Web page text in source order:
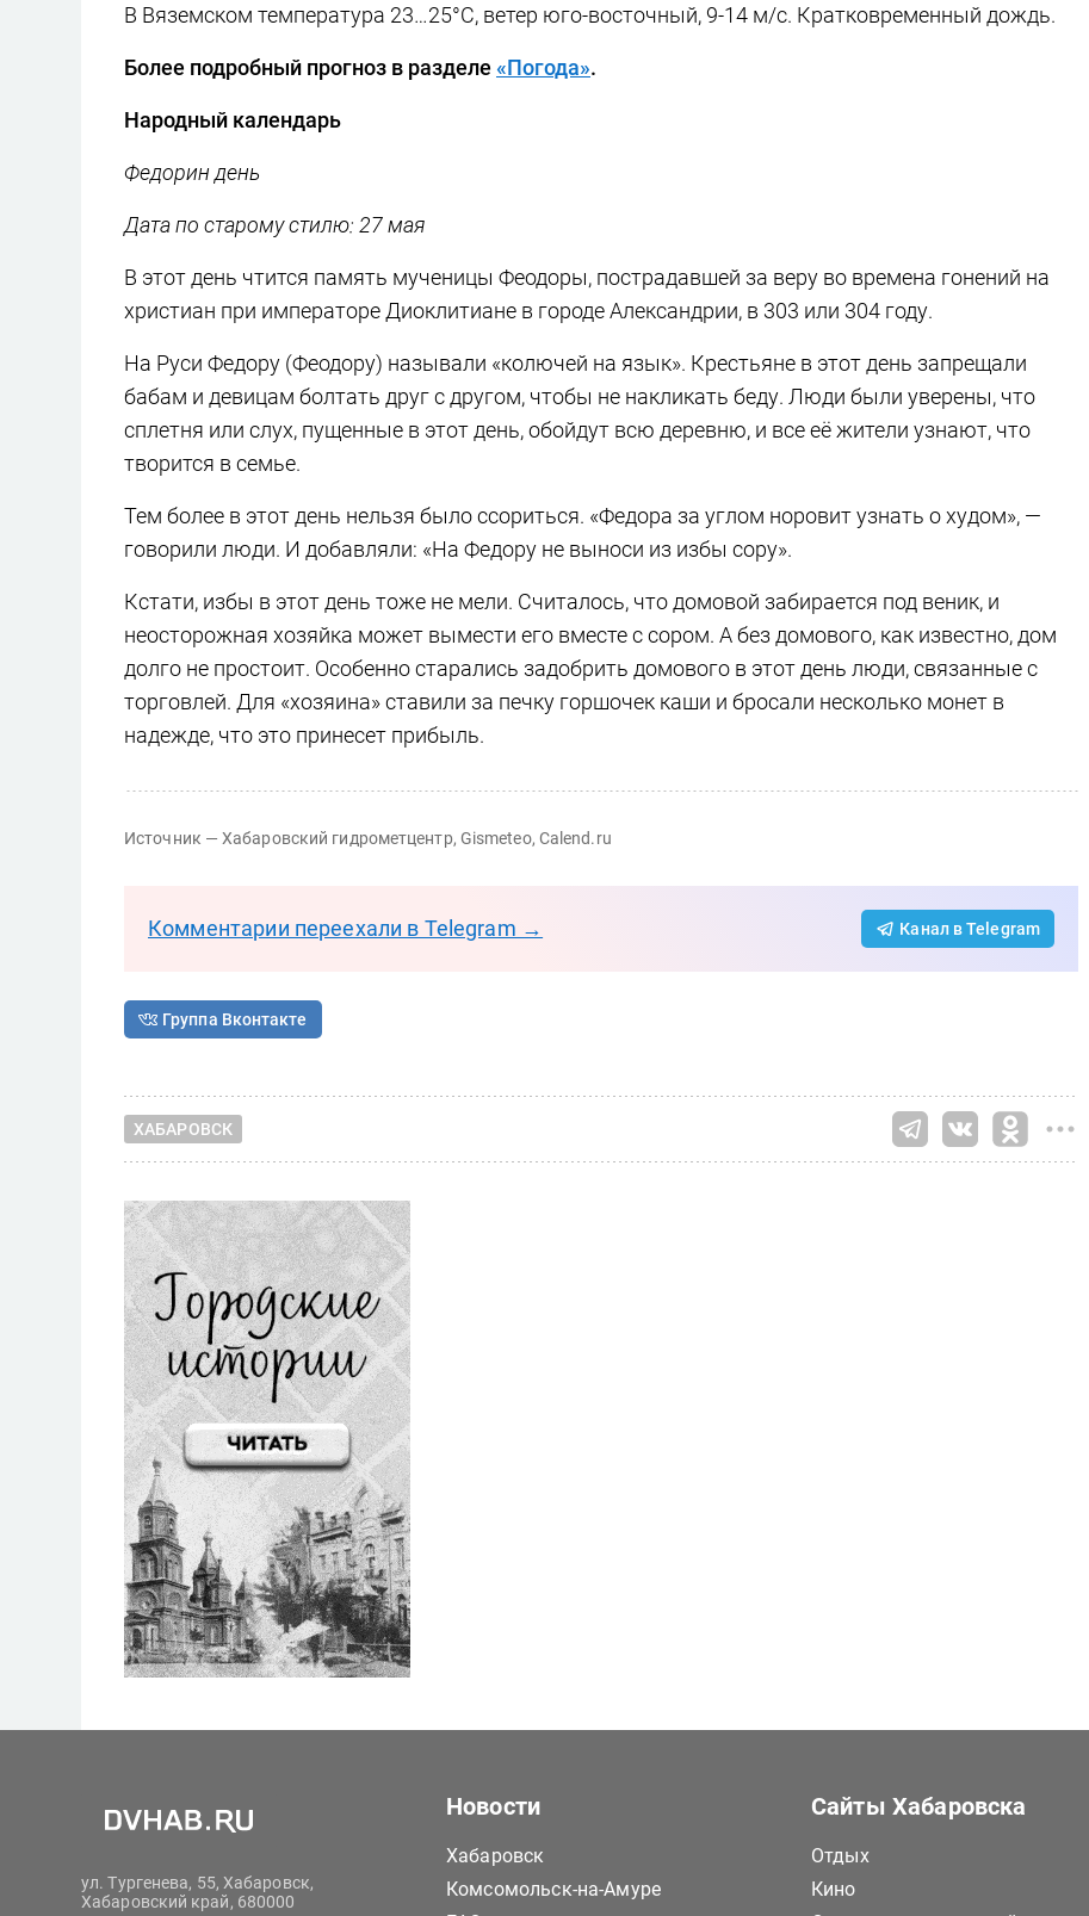
В Вяземском температура 23…25°C, ветер юго-восточный, 9-14 м/с. Кратковременный дождь.
Более подробный прогноз в разделе «Погода».
Народный календарь
Федорин день
Дата по старому стилю: 27 мая
В этот день чтится память мученицы Феодоры, пострадавшей за веру во времена гонений на
христиан при императоре Диоклитиане в городе Александрии, в 303 или 304 году.
На Руси Федору (Феодору) называли «колючей на язык». Крестьяне в этот день запрещали
бабам и девицам болтать друг с другом, чтобы не накликать беду. Люди были уверены, что
сплетня или слух, пущенные в этот день, обойдут всю деревню, и все её жители узнают, что
творится в семье.
Тем более в этот день нельзя было ссориться. «Федора за углом норовит узнать о худом», —
говорили люди. И добавляли: «На Федору не выноси из избы сору».
Кстати, избы в этот день тоже не мели. Считалось, что домовой забирается под веник, и
неосторожная хозяйка может вымести его вместе с сором. А без домового, как известно, дом
долго не простоит. Особенно старались задобрить домового в этот день люди, связанные с
торговлей. Для «хозяина» ставили за печку горшочек каши и бросали несколько монет в
надежде, что это принесет прибыль.
Источник — Хабаровский гидрометцентр, Gismeteo, Calend.ru
Комментарии переехали в Telegram → Канал в Telegram
Группа Вконтакте
ХАБАРОВСК
ул. Тургенева, 55, Хабаровск,
Хабаровский край, 680000
Новости
Хабаровск
Комсомольск-на-Амуре
Сайты Хабаровска
Отдых
Кино